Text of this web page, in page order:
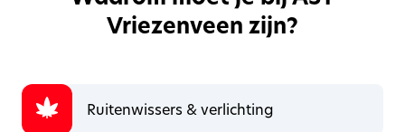
Vriezenveen zijn?
Ruitenwissers & verlichting